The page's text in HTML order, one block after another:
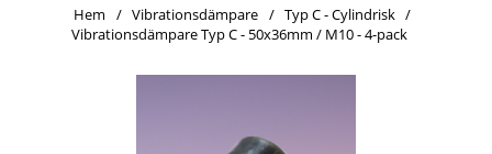
Hem Vibrationsdämpare
Typ C - Cylindrisk
Vibrationsdämpare Typ C - 50x36mm / M10 - 4-pack